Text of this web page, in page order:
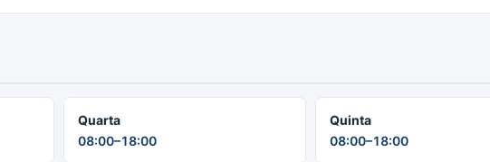
Quarta
08:00–18:00
Quinta
08:00–18:00